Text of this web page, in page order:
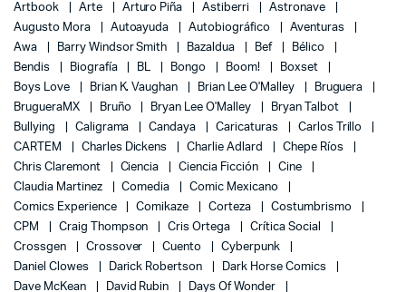
Artbook
Arte Arturo Piña Astiberri
Astronave
Augusto Mora
Autoayuda Autobiográfico
Aventuras
Awa
Barry Windsor Smith Bazaldua Bef
Bélico
Bendis
Biografía BL Bongo Boom!
Boxset
Boys Love
Brian K. Vaughan Brian Lee O'Malley
Bruguera
BrugueraMX
Bruño Bryan Lee O'Malley
Bryan Talbot
Bullying
Caligrama Candaya Caricaturas
Carlos Trillo
CARTEM
Charles Dickens Charlie Adlard
Chepe Ríos
Chris Claremont
Ciencia Ciencia Ficción
Cine
Claudia Martinez
Comedia
Comic Mexicano
Comics Experience
Comikaze Corteza
Costumbrismo
CPM
Craig Thompson Cris Ortega
Crítica Social
Crossgen
Crossover Cuento
Cyberpunk
Daniel Clowes
Darick Robertson
Dark Horse Comics
Dave McKean
David Rubin
Days Of Wonder